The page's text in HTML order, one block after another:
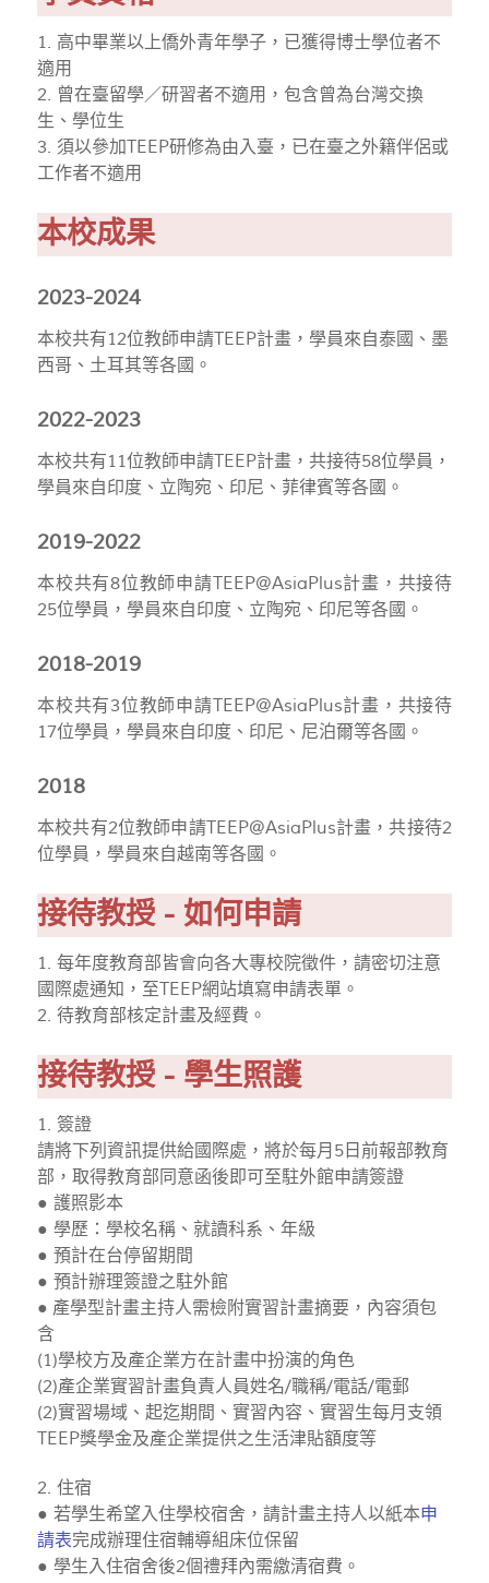
1. 高中畢業以上僑外青年學子，已獲得博士學位者不
適用
2. 曾在臺留學／研習者不適用，包含曾為台灣交換
生、學位生
3. 須以參加TEEP研修為由入臺，已在臺之外籍伴侶或
工作者不適用
本校成果
2023-2024
本校共有12位教師申請TEEP計畫 ，學員來自泰國、墨
西哥、土耳其等各國。
2022-2023
本校共有11位教師申請TEEP計畫， 共接待58位學員，
學員來自印度、立陶宛、印尼、菲律賓等各國。
2019-2022
本校共有8位教師申請TEEP@AsiaPlus計畫，共接待
25位學員，學員來自印度、立陶宛、印尼等各國。
2018-2019
本校共有3位教師申請TEEP@AsiaPlus計畫，共接待
17位學員，學員來自印度、印尼、尼泊爾等各國。
2018
本校共有2位教師申請TEEP@AsiaPlus計畫，共接待2
位學員，學員來自越南等各國。
接待教授 - 如何申請
1. 每年度教育部皆會向各大專校院徵件，請密切注意
國際處通知，至TEEP網站填寫申請表單。
2. 待教育部核定計畫及經費。
接待教授 - 學生照護
1. 簽證
請將下列資訊提供給國際處，將於每月5日前報部教育
部，取得教育部同意函後即可至駐外館申請簽證
● 護照影本
● 學歷：學校名稱、就讀科系、年級
● 預計在台停留期間
● 預計辦理簽證之駐外館
● 產學型計畫主持人需檢附實習計畫摘要，內容須包
含
(1)學校方及產企業方在計畫中扮演的角色
(2)產企業實習計畫負責人員姓名/職稱/電話/電郵
(2)實習場域、起迄期間、實習內容、實習生每月支領
TEEP獎學金及產企業提供之生活津貼額度等
2. 住宿
● 若學生希望入住學校宿舍，請計畫主持人以紙本申
請表完成辦理住宿輔導組床位保留
● 學生入住宿舍後2個禮拜內需繳清宿費。